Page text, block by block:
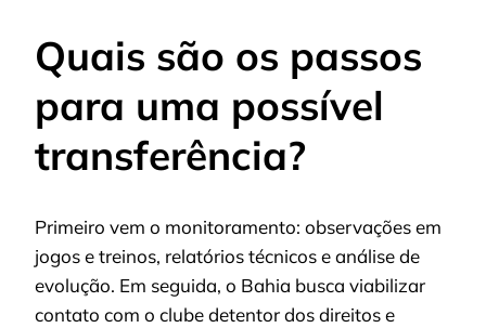
Quais são os passos
para uma possível
transferência?
Primeiro vem o monitoramento: observações em
jogos e treinos, relatórios técnicos e análise de
evolução. Em seguida, o Bahia busca viabilizar
contato com o clube detentor dos direitos e